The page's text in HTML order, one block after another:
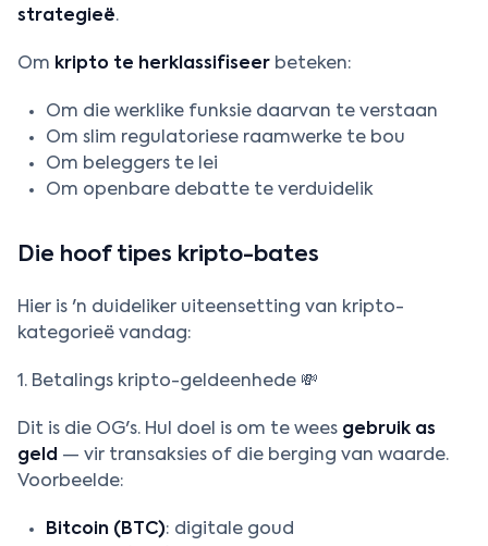
strategieë.
Om kripto te herklassifiseer beteken:
Om die werklike funksie daarvan te verstaan
Om slim regulatoriese raamwerke te bou
Om beleggers te lei
Om openbare debatte te verduidelik
Die hoof tipes kripto-bates
Hier is 'n duideliker uiteensetting van kripto-
kategorieë vandag:
1. Betalings kripto-geldeenhede 💸
Dit is die OG's. Hul doel is om te wees gebruik as
geld — vir transaksies of die berging van waarde.
Voorbeelde:
Bitcoin (BTC): digitale goud